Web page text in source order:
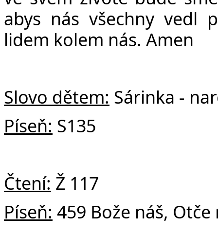
abys nás všechny vedl
lidem kolem nás. Amen
Slovo dětem: Sárinka -
Píseň: S135
Čtení: Ž 117
Píseň: 459 Bože náš,